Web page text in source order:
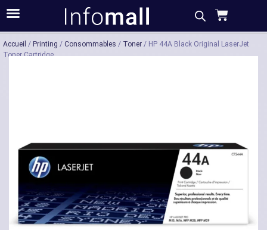
Acheter Description Caractéristiques
Accueil / Printing / Consommables / Toner / HP 44A Black Original LaserJet
Toner Cartridge